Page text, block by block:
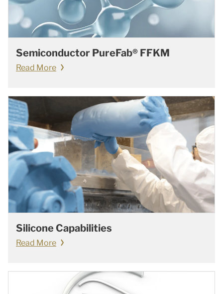
Semiconductor PureFab® FFKM
Read More
Silicone Capabilities
Read More